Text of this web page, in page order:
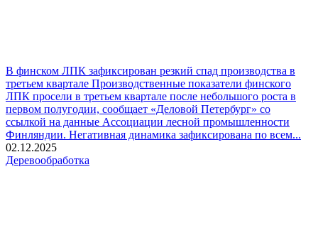
В финском ЛПК зафиксирован резкий спад производства в
третьем квартале Производственные показатели финского
ЛПК просели в третьем квартале после небольшого роста в
первом полугодии, сообщает «Деловой Петербург» со
ссылкой на данные Ассоциации лесной промышленности
Финляндии. Негативная динамика зафиксирована по всем...
02.12.2025
Деревообработка